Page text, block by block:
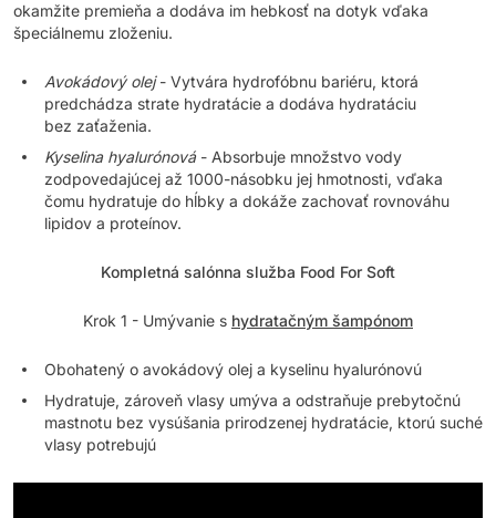
okamžite premieňa a dodáva im hebkosť na dotyk vďaka
špeciálnemu zloženiu.
Avokádový olej- Vytvára hydrofóbnu bariéru, ktorá
predchádza strate hydratácie a dodáva hydratáciu
bez zaťaženia.
Kyselina hyalurónová - Absorbuje množstvo vody
zodpovedajúcej až 1000-násobku jej hmotnosti, vďaka
čomu hydratuje do hĺbky a dokáže zachovať rovnováhu
lipidov a proteínov.
Kompletná salónna služba Food For Soft
Krok 1 - Umývanie s hydratačným šampónom
Obohatený o avokádový olej a kyselinu hyalurónovú
Hydratuje, zároveň vlasy umýva a odstraňuje prebytočnú
mastnotu bez vysúšania prirodzenej hydratácie, ktorú suché
vlasy potrebujú